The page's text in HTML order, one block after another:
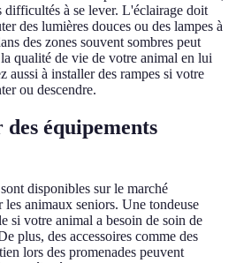
difficultés à se lever. L'éclairage doit
des lumières douces ou des lampes à
des zones souvent sombres peut
qualité de vie de votre animal en lui
aussi à installer des rampes si votre
ou descendre.
équipements
disponibles sur le marché
animaux seniors. Une tondeuse
si votre animal a besoin de soin de
plus, des accessoires comme des
lors des promenades peuvent